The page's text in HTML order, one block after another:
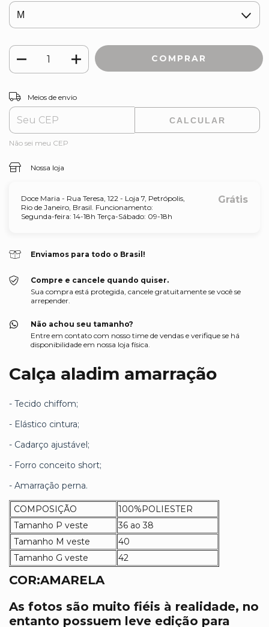
Entregas para o CEP:
Meios de envio
CALCULAR
Não sei meu CEP
Nossa loja
Doce Maria - Rua Teresa, 122 - Loja 7, Petrópolis,
Rio de Janeiro, Brasil. Funcionamento:
Segunda-feira: 14-18h Terça-Sábado: 09-18h
Grátis
Enviamos para todo o Brasil!
Compre e cancele quando quiser.
Sua compra está protegida, cancele gratuitamente se você se
arrepender.
Não achou seu tamanho?
Entre em contato com nosso time de vendas e verifique se há
disponibilidade em nossa loja física.
Calça aladim amarração
- Tecido chiffom;
- Elástico cintura;
- Cadarço ajustável;
- Forro conceito short;
- Amarração perna.
COMPOSIÇÃO
100%POLIESTER
Tamanho P veste
36 ao 38
Tamanho M veste
40
Tamanho G veste
42
COR:AMARELA
As fotos são muito fiéis à realidade, no
entanto possuem leve edição para